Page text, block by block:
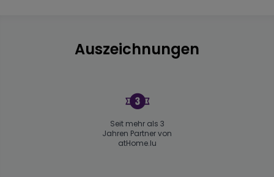
Auszeichnungen
Seit mehr als 3
Jahren Partner von
atHome.lu